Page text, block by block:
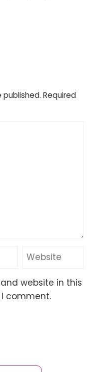
published. Required
website in this
comment.